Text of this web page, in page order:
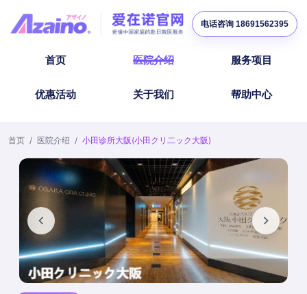
首页 医院介绍 服务项目
优惠活动 关于我们 帮助中心
电话咨询 18691562395
首页 / 医院介绍 / 小田诊所大阪(小田クリ二ック大阪)